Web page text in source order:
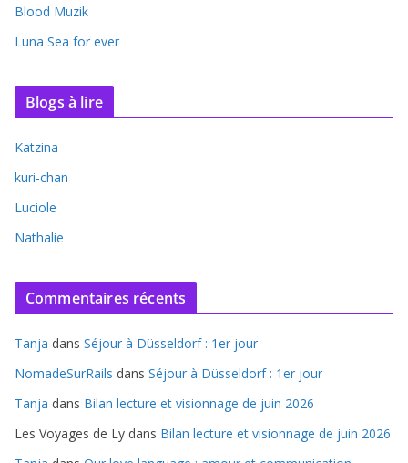
Blood Muzik
Luna Sea for ever
Blogs à lire
Katzina
kuri-chan
Luciole
Nathalie
Commentaires récents
Tanja dans Séjour à Düsseldorf : 1er jour
NomadeSurRails dans Séjour à Düsseldorf : 1er jour
Tanja dans Bilan lecture et visionnage de juin 2026
Les Voyages de Ly dans Bilan lecture et visionnage de juin 2026